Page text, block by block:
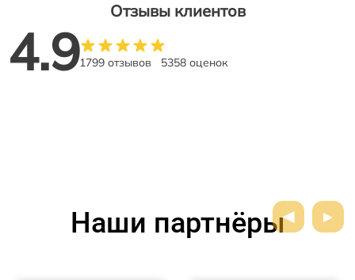
Отзывы клиентов
4.91799 отзывов 5358 оценок
Наши партнёры